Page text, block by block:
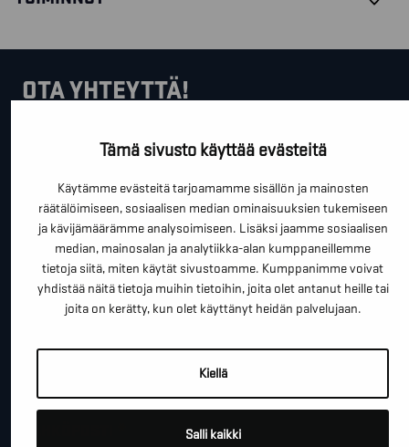
Tämä sivusto käyttää evästeitä
Käytämme evästeitä tarjoamamme sisällön ja mainosten
räätälöimiseen, sosiaalisen median ominaisuuksien tukemiseen
ja kävijämäärämme analysoimiseen. Lisäksi jaamme sosiaalisen
median, mainosalan ja analytiikka-alan kumppaneillemme
tietoja siitä, miten käytät sivustoamme. Kumppanimme voivat
yhdistää näitä tietoja muihin tietoihin, joita olet antanut heille tai
joita on kerätty, kun olet käyttänyt heidän palvelujaan.
Kiellä
Salli kaikki
OTA YHTEYTTÄ!
Tällä lomakkeella voit kysyä lisäinfoa, pyytää ilmaista
kartoituskäyntiä tai ihan vain lähettää lämpimiä
terveisiä!
" näyttää pakolliset kentät
ETUNIMI SUKUNIMI *
PUHELINNUMERO *